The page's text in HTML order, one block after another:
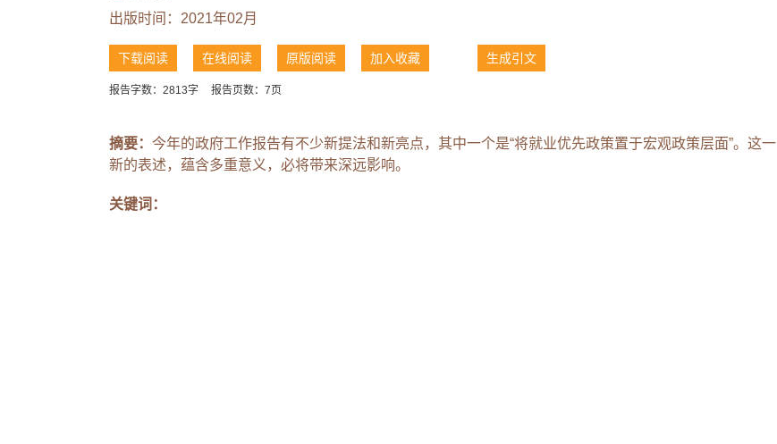
出版时间：2021年02月
下载阅读 在线阅读 原版阅读 加入收藏 生成引文
报告字数：2813字 报告页数：7页
摘要： 今年的政府工作报告有不少新提法和新亮点，其中一个是“将就业优先政策置于宏观政策层面”。这一
新的表述，蕴含多重意义，必将带来深远影响。
关键词：